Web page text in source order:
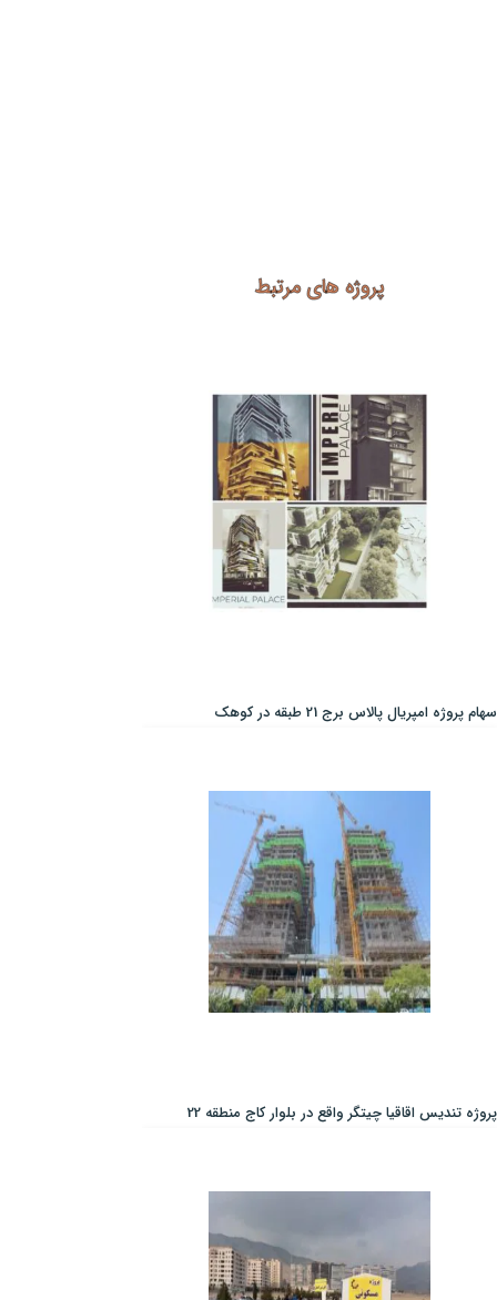
پروژه های مرتبط
سهام پروژه امپریال پالاس برج 21 طبقه در کوهک
پروژه تندیس اقاقیا چیتگر واقع در بلوار کاج منطقه 22